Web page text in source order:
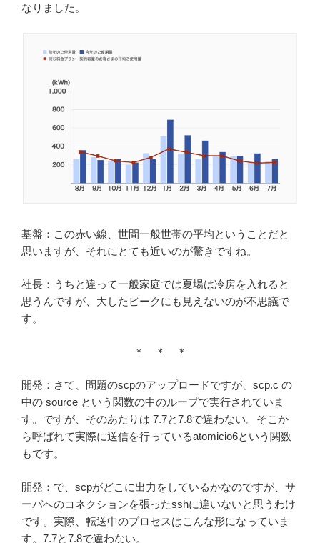
なりました。
基盤：この赤い線、世間一般世帯の平均ということだと
思いますが、それにとても近いのが驚きですね。
社長：うちと違って一般家庭では夏場は冷房を入れると
思うんですが、大したピークにも見えないのが不思議で
す。
＊ ＊ ＊
開発：さて、問題のscpのアップロードですが、scp.c の
中の source という関数の中のループで実行されていま
す。ですが、そのあたりは 7.7と7.8で違わない。そこか
ら呼ばれて実際に送信を行っているatomicio6という関数
もです。
開発：で、scpがどこに出力をしているかなのですが、サ
ーバへのコネクションを張ったsshに違いないと思うわけ
です。実際、転送中のプロセスはこんな形になっていま
す。7.7と7.8で違わない。